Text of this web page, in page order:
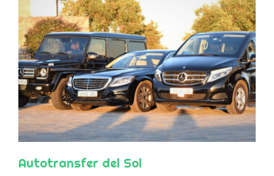
Autotransfer del Sol